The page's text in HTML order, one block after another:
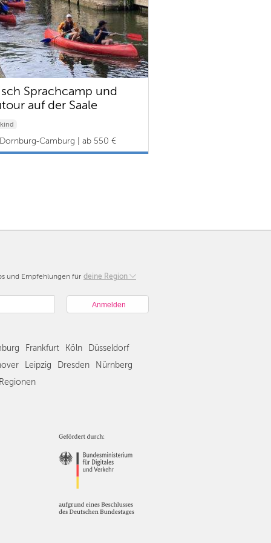
Sprachcamp und
auf der Saale
Camburg | ab 550 €
und Empfehlungen für deine Region
Berlin
Hamburg
Düsseldorf
Stuttgart
Nürnberg
Wien
Zürich
Frankfurt Köln
Düsseldorf
Leipzig Dresden
Nürnberg